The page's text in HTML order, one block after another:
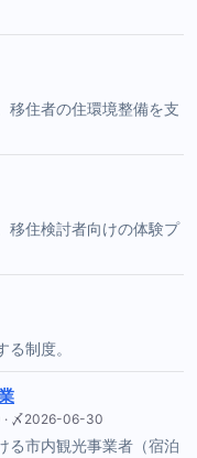
移住者の住環境整備を支
移住検討者向けの体験プ
制度。
· 〆2026-06-30
る市内観光事業者（宿泊